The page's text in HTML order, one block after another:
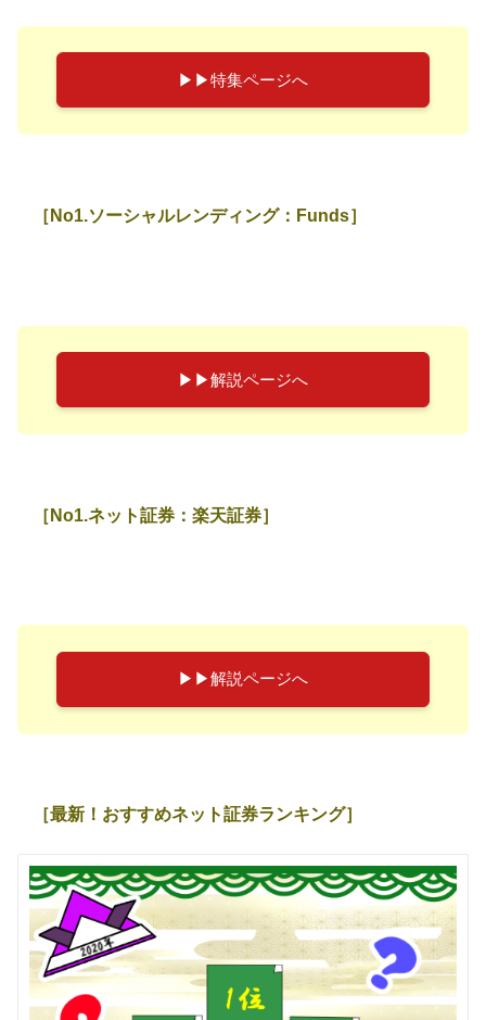
▶︎▶︎特集ページへ
［No1.ソーシャルレンディング：Funds］
▶︎▶︎解説ページへ
［No1.ネット証券：楽天証券］
▶︎▶︎解説ページへ
［最新！おすすめネット証券ランキング］